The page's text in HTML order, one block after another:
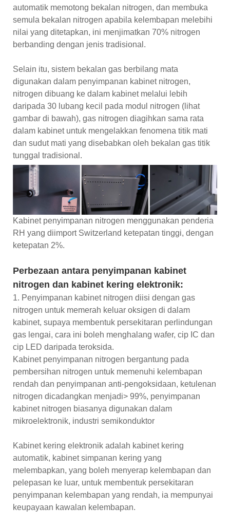
automatik memotong bekalan nitrogen, dan membuka
semula bekalan nitrogen apabila kelembapan melebihi
nilai yang ditetapkan, ini menjimatkan 70% nitrogen
berbanding dengan jenis tradisional.
Selain itu, sistem bekalan gas berbilang mata
digunakan dalam penyimpanan kabinet nitrogen,
nitrogen dibuang ke dalam kabinet melalui lebih
daripada 30 lubang kecil pada modul nitrogen (lihat
gambar di bawah), gas nitrogen diagihkan sama rata
dalam kabinet untuk mengelakkan fenomena titik mati
dan sudut mati yang disebabkan oleh bekalan gas titik
tunggal tradisional.
Kabinet penyimpanan nitrogen menggunakan penderia
RH yang diimport Switzerland ketepatan tinggi, dengan
ketepatan 2%.
Perbezaan antara penyimpanan kabinet
nitrogen dan kabinet kering elektronik:
1. Penyimpanan kabinet nitrogen diisi dengan gas
nitrogen untuk memerah keluar oksigen di dalam
kabinet, supaya membentuk persekitaran perlindungan
gas lengai, cara ini boleh menghalang wafer, cip IC dan
cip LED daripada teroksida.
Kabinet penyimpanan nitrogen bergantung pada
pembersihan nitrogen untuk memenuhi kelembapan
rendah dan penyimpanan anti-pengoksidaan, ketulenan
nitrogen dicadangkan menjadi> 99%, penyimpanan
kabinet nitrogen biasanya digunakan dalam
mikroelektronik, industri semikonduktor
Kabinet kering elektronik adalah kabinet kering
automatik, kabinet simpanan kering yang
melembapkan, yang boleh menyerap kelembapan dan
pelepasan ke luar, untuk membentuk persekitaran
penyimpanan kelembapan yang rendah, ia mempunyai
keupayaan kawalan kelembapan.